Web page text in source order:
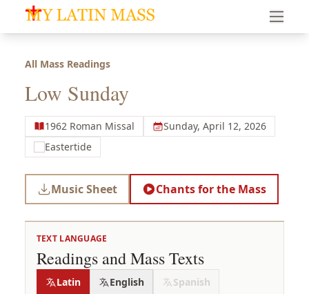
My Latin Mass - Traditional Latin Mass of South Florida
All Mass Readings
Low Sunday
1962 Roman Missal
Sunday, April 12, 2026
Eastertide
Music Sheet Chants for the Mass
TEXT LANGUAGE
Readings and Mass Texts
Latin English
Spanish